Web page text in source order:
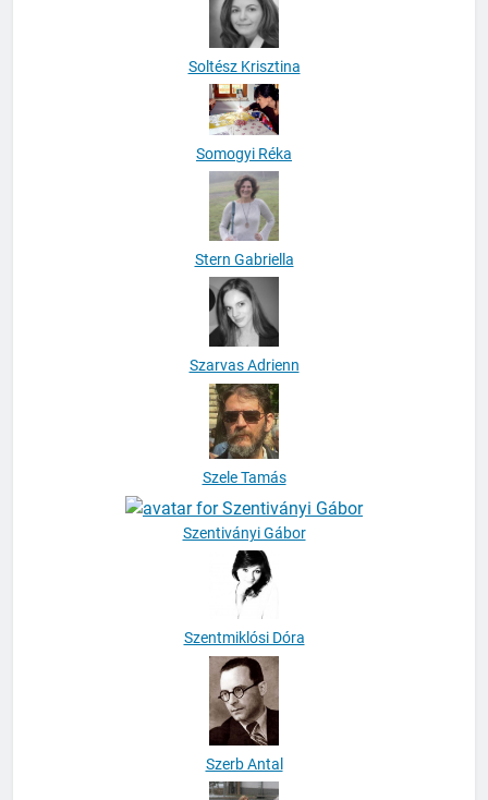
Soltész Krisztina
Somogyi Réka
Stern Gabriella
Szarvas Adrienn
Szele Tamás
Szentiványi Gábor
Szentmiklósi Dóra
Szerb Antal